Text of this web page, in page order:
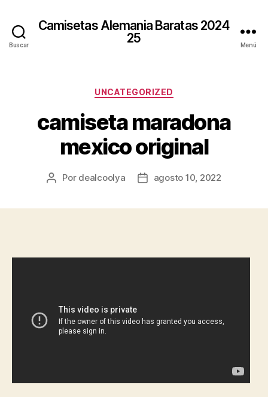
Buscar
Camisetas Alemania Baratas 2024
25
Menú
Categorías
UNCATEGORIZED
camiseta maradona
mexico original
Autor
Por dealcoolya
Fechaagosto 10, 2022